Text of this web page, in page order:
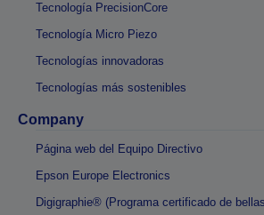
Tecnología PrecisionCore
Tecnología Micro Piezo
Tecnologías innovadoras
Tecnologías más sostenibles
Company
Página web del Equipo Directivo
Epson Europe Electronics
Digigraphie® (Programa certificado de